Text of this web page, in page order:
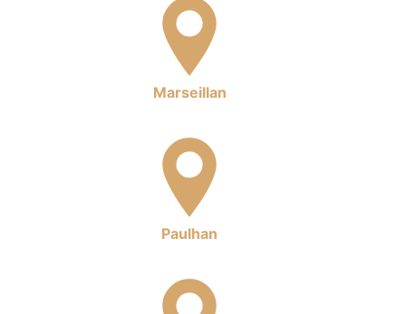
Marseillan
Paulhan